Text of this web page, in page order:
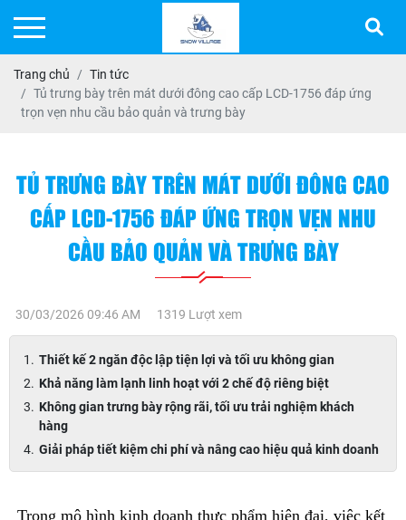
Trang chủ
Tin tức
Tủ trưng bày trên mát dưới đông cao cấp LCD-1756 đáp ứng
trọn vẹn nhu cầu bảo quản và trưng bày
TỦ TRƯNG BÀY TRÊN MÁT DƯỚI ĐÔNG CAO
CẤP LCD-1756 ĐÁP ỨNG TRỌN VẸN NHU
CẦU BẢO QUẢN VÀ TRƯNG BÀY
30/03/2026 09:46 AM 1319 Lượt xem
Thiết kế 2 ngăn độc lập tiện lợi và tối ưu không gian
Khả năng làm lạnh linh hoạt với 2 chế độ riêng biệt
Không gian trưng bày rộng rãi, tối ưu trải nghiệm khách
hàng
Giải pháp tiết kiệm chi phí và nâng cao hiệu quả kinh doanh
Trong mô hình kinh doanh thực phẩm hiện đại, việc kết